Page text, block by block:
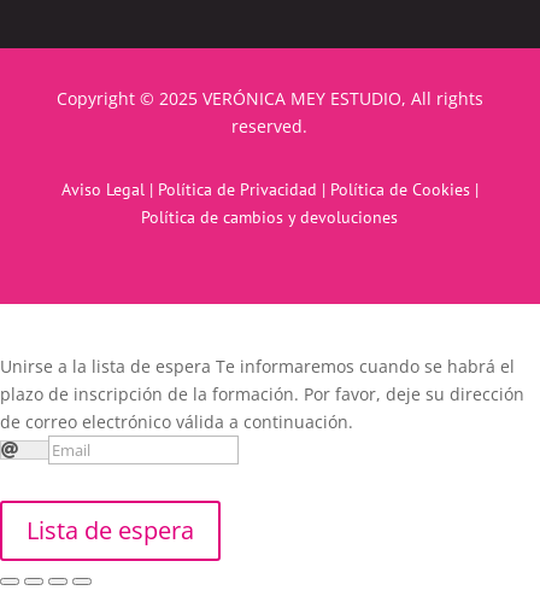
Copyright © 2025 VERÓNICA MEY ESTUDIO, All rights
reserved.
Aviso Legal| Política de Privacidad | Política de Cookies|
Política de cambios y devoluciones
Unirse a la lista de espera Te informaremos cuando se habrá el
plazo de inscripción de la formación. Por favor, deje su dirección
de correo electrónico válida a continuación.
Lista de espera